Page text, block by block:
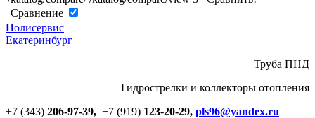
Cравнение
Полисервис
Екатеринбург
Труба ПНД
Гидрострелки и коллекторы отопления
+7 (343) 206-97-39, +7 (919) 123-20-29, pls96@yandex.ru